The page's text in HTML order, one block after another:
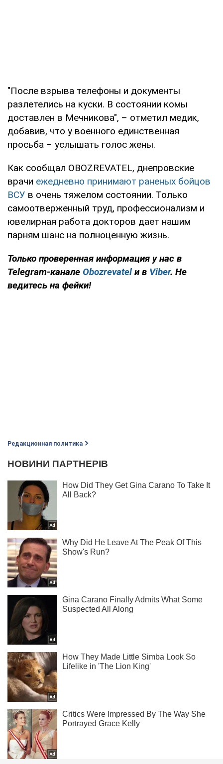
"После взрыва телефоны и документы
разлетелись на куски. В состоянии комы
доставлен в Мечникова", – отметил медик,
добавив, что у военного единственная
просьба – услышать голос жены.
Как сообщал OBOZREVATEL, днепровские
врачи ежедневно принимают раненых бойцов
ВСУ в очень тяжелом состоянии. Только
самоотверженный труд, профессионализм и
ювелирная работа докторов дает нашим
парням шанс на полноценную жизнь.
Только проверенная информация у нас в
Telegram-канале Obozrevatelи в Viber. Не
ведитесь на фейки!
Редакционная политика